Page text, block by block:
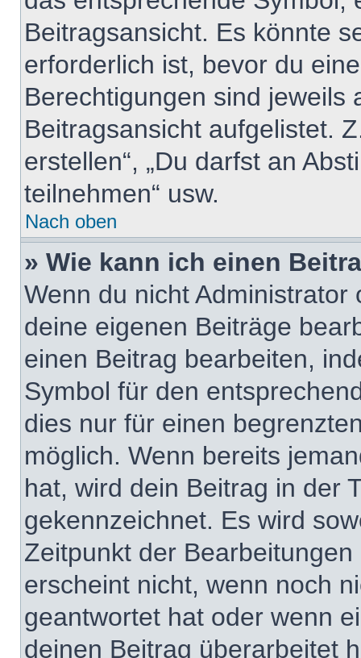
Beitragsansicht. Es könnte
erforderlich ist, bevor du
Berechtigungen sind jeweils
Beitragsansicht aufgelistet.
erstellen“, „Du darfst an
teilnehmen“ usw.
Nach oben
» Wie kann ich einen
Wenn du nicht
deine eigenen Beiträge
einen Beitrag bearbeiten,
Symbol für den
dies nur für einen
möglich. Wenn bereits
hat, wird dein Beitrag in der
gekennzeichnet. Es wird
Zeitpunkt der
erscheint nicht, wenn noch
geantwortet hat oder wenn
deinen Beitrag überarbeitet